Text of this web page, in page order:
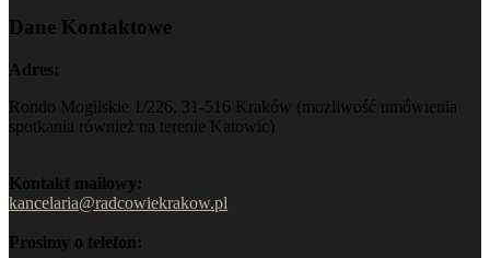
Dane Kontaktowe
Adres:
Rondo Mogilskie 1/226, 31-516 Kraków (możliwość umówienia
spotkania również na terenie Katowic)
Kontakt mailowy:
kancelaria@radcowiekrakow.pl
Prosimy o telefon: